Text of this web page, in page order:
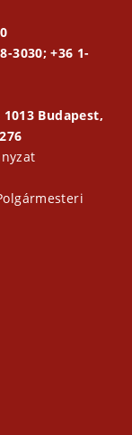
3030; +36 1-
1013 Budapest,